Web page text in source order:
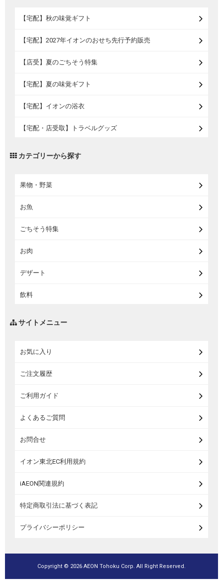
【宅配】秋の味覚ギフト
【宅配】2027年イオンのおせち先行予約販売
【店受】夏のごちそう特集
【宅配】夏の味覚ギフト
【宅配】イオンの浴衣
【宅配・店受取】トラベルグッズ
カテゴリーから探す
果物・野菜
お魚
ごちそう特集
お肉
デザート
飲料
サイトメニュー
お気に入り
ご注文履歴
ご利用ガイド
よくあるご質問
お問合せ
イオン東北EC利用規約
iAEON関連規約
特定商取引法に基づく表記
プライバシーポリシー
Copyright © 2026 AEON Tohoku Corp. All Right Reserved.